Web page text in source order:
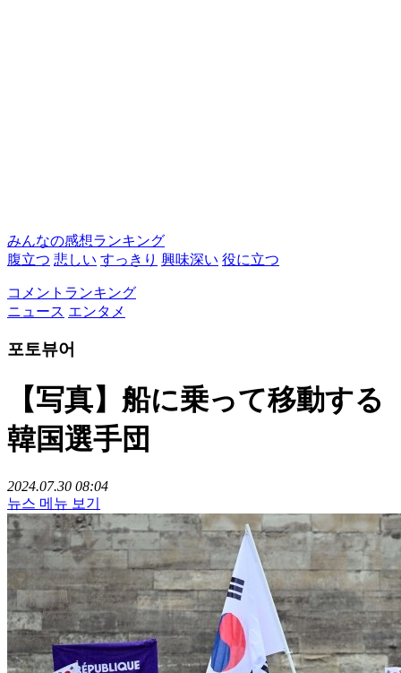
みんなの感想ランキング
腹立つ 悲しい すっきり 興味深い 役に立つ
コメントランキング
ニュース エンタメ
포토뷰어
【写真】船に乗って移動する
韓国選手団
2024.07.30 08:04
뉴스 메뉴 보기